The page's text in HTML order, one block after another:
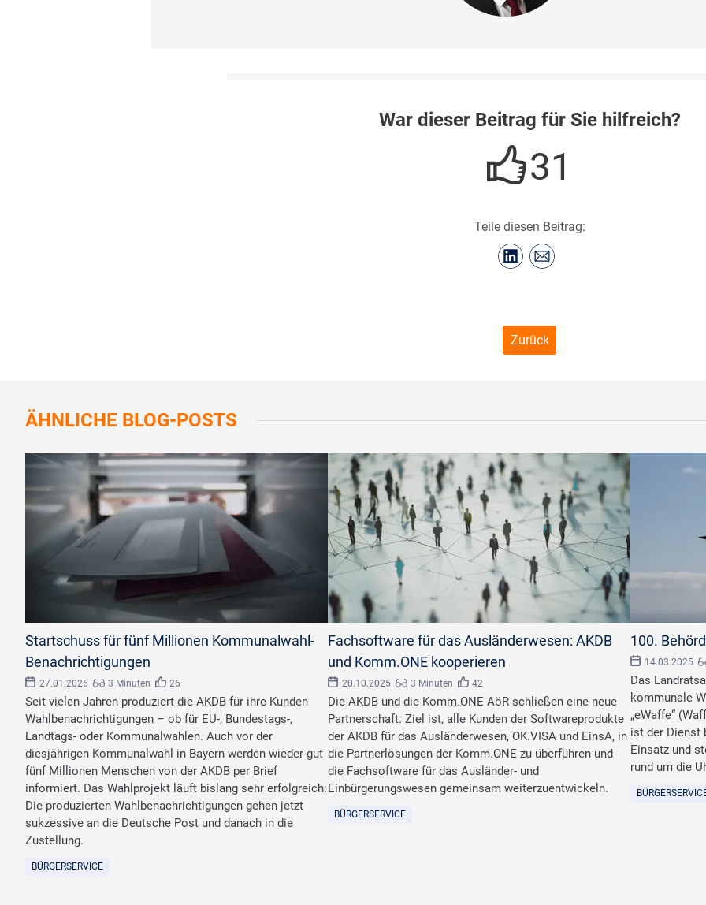
War dieser Beitrag für Sie hilfreich?
31
Teile diesen Beitrag:
Zurück
ÄHNLICHE BLOG-POSTS
Startschuss für fünf Millionen Kommunalwahl-
Benachrichtigungen
27.01.2026 3 Minuten 26
Seit vielen Jahren produziert die AKDB für ihre Kunden
Wahlbenachrichtigungen – ob für EU-, Bundestags-,
Landtags- oder Kommunalwahlen. Auch vor der
diesjährigen Kommunalwahl in Bayern werden wieder gut
fünf Millionen Menschen von der AKDB per Brief
informiert. Das Wahlprojekt läuft bislang sehr erfolgreich:
Die produzierten Wahlbenachrichtigungen gehen jetzt
sukzessive an die Deutsche Post und danach in die
Zustellung.
BÜRGERSERVICE
Fachsoftware für das Ausländerwesen: AKDB
und Komm.ONE kooperieren
20.10.2025 3 Minuten 42
Die AKDB und die Komm.ONE AöR schließen eine neue
Partnerschaft. Ziel ist, alle Kunden der Softwareprodukte
der AKDB für das Ausländerwesen, OK.VISA und EinsA, in
die Partnerlösungen der Komm.ONE zu überführen und
die Fachsoftware für das Ausländer- und
Einbürgerungswesen gemeinsam weiterzuentwickeln.
BÜRGERSERVICE
100.
14.03.2025
Das
kommunale
„eWaffe“
ist der Dienst
Einsatz und
rund um die